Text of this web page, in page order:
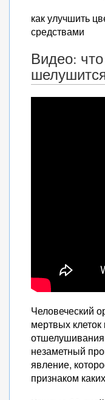
как улучшить
средствами
Видео:
Человеческий
мертвых
незаметный
явление,
признаком